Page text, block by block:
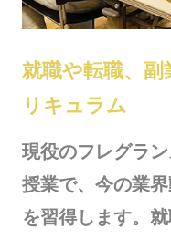
就職や転職、副
リキュラム
現役のフレグラ
授業で、今の業
を習得します。